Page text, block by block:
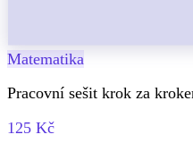
Matematika
Pracovní sešit krok za
125 Kč